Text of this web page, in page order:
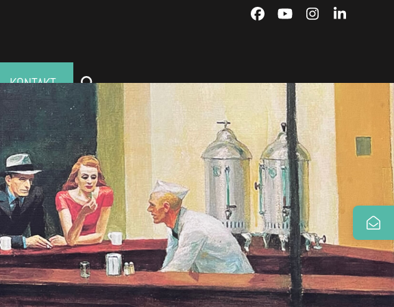
Facebook
YouTubeInstagramLinkedIn
KONTAKT